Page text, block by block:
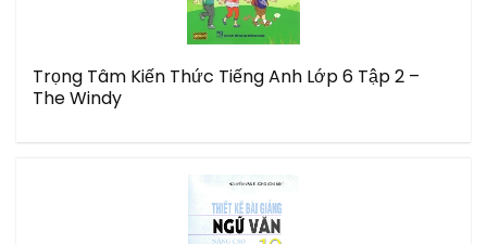
Trọng Tâm Kiến Thức Tiếng Anh Lớp 6 Tập 2 –
The Windy